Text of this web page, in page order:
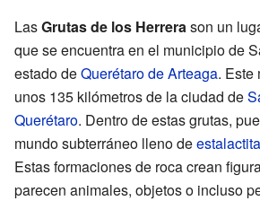
LasGrutas de los Herrerason un
que se encuentra en el municipio de
estado deQuerétaro de Arteaga. Este
unos 135 kilómetros de la ciudad de
Querétaro. Dentro de estas grutas,
mundo subterráneo lleno de
Estas formaciones de roca crean
parecen animales, objetos o incluso